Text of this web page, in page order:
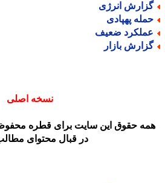
انرژی
پهپادی
ضعیف
بازار
نسخه اصلی
حقوق این سایت برای قطره محفوظ
در قبال محتوای مطالب